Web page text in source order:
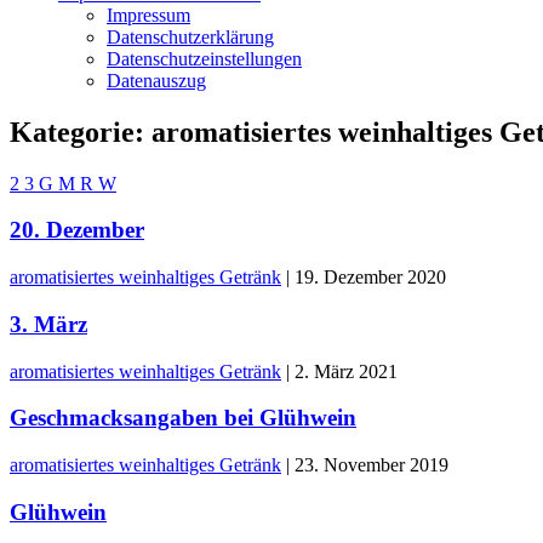
Impressum
Datenschutzerklärung
Datenschutzeinstellungen
Datenauszug
Kategorie: aromatisiertes weinhaltiges
2 3 G M R W
20. Dezember
aromatisiertes weinhaltiges Getränk | 19. Dezember 2020
3. März
aromatisiertes weinhaltiges Getränk | 2. März 2021
Geschmacksangaben bei Glühwein
aromatisiertes weinhaltiges Getränk | 23. November 2019
Glühwein